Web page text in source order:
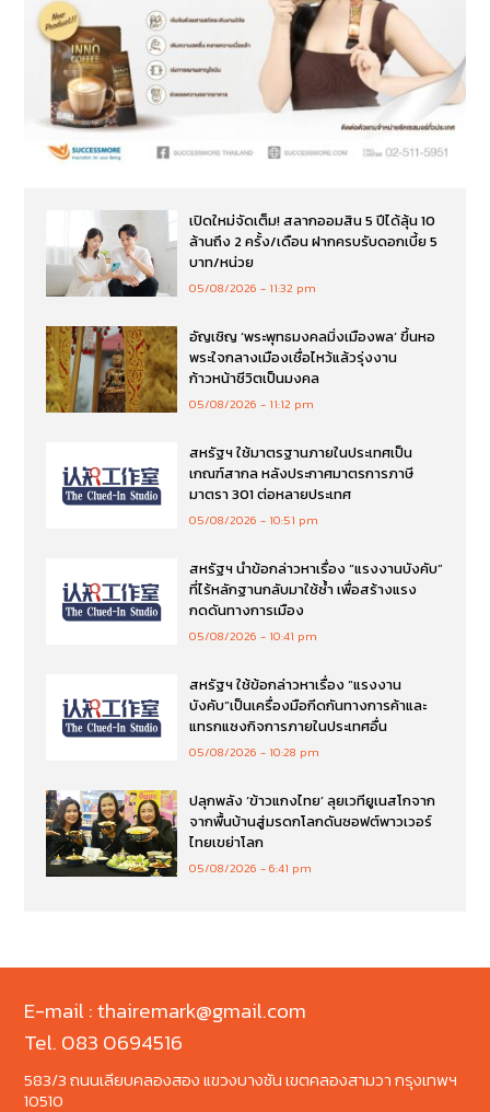
เปิดใหม่จัดเต็ม! สลากออมสิน 5 ปีได้ลุ้น 10
ล้านถึง 2 ครั้ง/เดือน ฝากครบรับดอกเบี้ย 5
บาท/หน่วย
05/08/2026 11:32 pm
อัญเชิญ ‘พระพุทธมงคลมิ่งเมืองพล’ ขึ้นหอ
พระใจกลางเมืองเชื่อไหว้แล้วรุ่งงาน
ก้าวหน้าชีวิตเป็นมงคล
05/08/2026 11:12 pm
สหรัฐฯ ใช้มาตรฐานภายในประเทศเป็น
เกณฑ์สากล หลังประกาศมาตรการภาษี
มาตรา 301 ต่อหลายประเทศ
05/08/2026 10:51 pm
สหรัฐฯ นำข้อกล่าวหาเรื่อง “แรงงานบังคับ”
ที่ไร้หลักฐานกลับมาใช้ซ้ำ เพื่อสร้างแรง
กดดันทางการเมือง
05/08/2026 10:41 pm
สหรัฐฯ ใช้ข้อกล่าวหาเรื่อง “แรงงาน
บังคับ”เป็นเครื่องมือกีดกันทางการค้าและ
แทรกแซงกิจการภายในประเทศอื่น
05/08/2026 10:28 pm
ปลุกพลัง ‘ข้าวแกงไทย’ ลุยเวทียูเนสโกจาก
จากพื้นบ้านสู่มรดกโลกดันซอฟต์พาวเวอร์
ไทยเขย่าโลก
05/08/2026 6:41 pm
E-mail : thairemark@gmail.com
Tel. 083 0694516
583/3 ถนนเลียบคลองสอง แขวงบางชัน เขตคลองสามวา กรุงเทพฯ
10510